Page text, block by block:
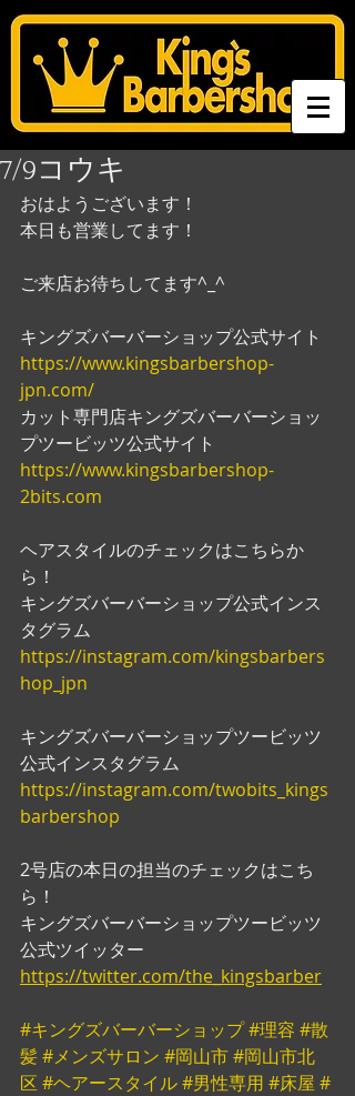
7/9コウキ
おはようございます！
本日も営業してます！
ご来店お待ちしてます^_^
キングズバーバーショップ公式サイト
https://www.kingsbarbershop-
jpn.com/
カット専門店キングズバーバーショッ
プツービッツ公式サイト
https://www.kingsbarbershop-
2bits.com
ヘアスタイルのチェックはこちらか
ら！
キングズバーバーショップ公式インス
タグラム
https://instagram.com/kingsbarbers
hop_jpn
キングズバーバーショップツービッツ
公式インスタグラム
https://instagram.com/twobits_kings
barbershop
2号店の本日の担当のチェックはこち
ら！
キングズバーバーショップツービッツ
公式ツイッター
https://twitter.com/the_kingsbarber
#キングズバーバーショップ#理容 #散
髪#メンズサロン #岡山市#岡山市北
区 #ヘアースタイル#男性専用 #床屋 #